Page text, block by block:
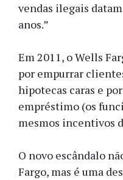
vendas ilegais
anos.”
Em 2011, o Wells
por empurrar
hipotecas caras e
empréstimo (os
mesmos incentivos
O novo escândalo
Fargo, mas é uma